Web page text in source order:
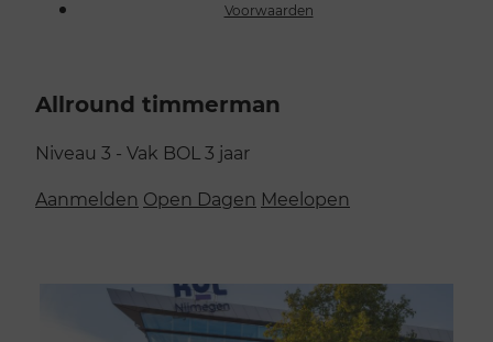
Voorwaarden
Allround timmerman
Niveau 3 - Vak BOL 3 jaar
Aanmelden Open Dagen Meelopen